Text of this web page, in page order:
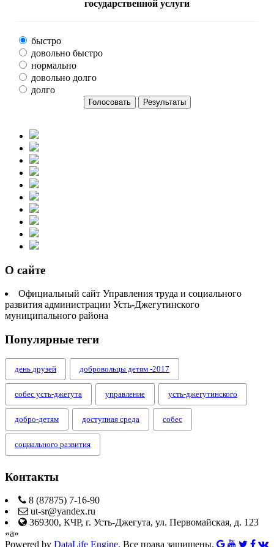
государственной услуги
быстро
довольно быстро
нормально
довольно долго
долго
О сайте
Официальный сайт Управления труда и социального
развития администрации Усть-Джегутинского
муниципального района
Популярные теги
день друзей добровольцы детям -2017
собес усть-джегута управление усть-джегутинского
добро-детям доступная среда собес
социального развития
Контакты
8 (87875) 7-16-90
ut-sr@yandex.ru
369300, КЧР, г. Усть-Джегута, ул. Первомайская, д. 123
«а»
Powered by DataLife Engine. Все права защищены.